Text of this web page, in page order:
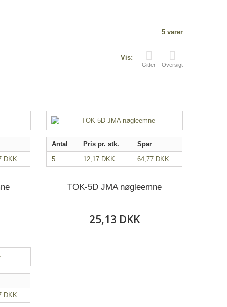
5 varer
Vis:
Gitter Oversigt
DKK
Antal Pris pr. stk.
Spar
5
12,17 DKK 64,77 DKK
TOK-5D JMA nøgleemne
25,13 DKK
DKK